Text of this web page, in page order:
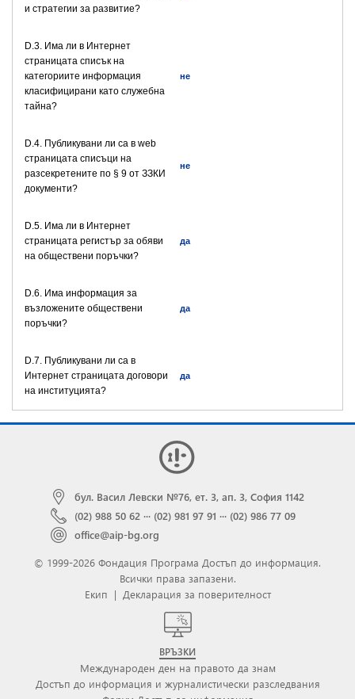
и стратегии за развитие?
D.3. Има ли в Интернет
страницата списък на
категориите информация
класифицирани като служебна
тайна?
не
D.4. Публикувани ли са в web
страницата списъци на
разсекретените по § 9 от ЗЗКИ
документи?
не
D.5. Има ли в Интернет
страницата регистър за обяви
на обществени поръчки?
да
D.6. Има информация за
възложените обществени
поръчки?
да
D.7. Публикувани ли са в
Интернет страницата договори
на институцията?
да
бул. Васил Левски №76, ет. 3, ап. 3, София 1142
(02) 988 50 62 ··· (02) 981 97 91 ··· (02) 986 77 09
office@aip-bg.org
© 1999-2026 Фондация Програма Достъп до информация.
Всички права запазени.
Екип | Декларация за поверителност
ВРЪЗКИ
Международен ден на правото да знам
Достъп до информация и журналистически разследвания